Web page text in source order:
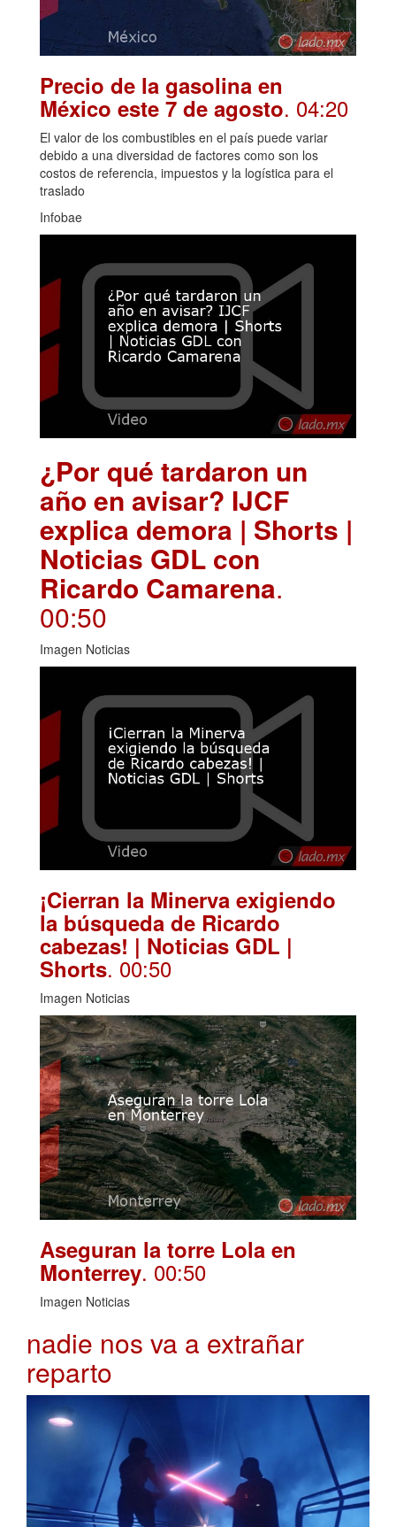
Precio de la gasolina en
México este 7 de agosto. 04:20
El valor de los combustibles en el país puede variar
debido a una diversidad de factores como son los
costos de referencia, impuestos y la logística para el
traslado
Infobae
¿Por qué tardaron un
año en avisar? IJCF
explica demora | Shorts |
Noticias GDL con
Ricardo Camarena.
00:50
Imagen Noticias
¡Cierran la Minerva exigiendo
la búsqueda de Ricardo
cabezas! | Noticias GDL |
Shorts. 00:50
Imagen Noticias
Aseguran la torre Lola en
Monterrey. 00:50
Imagen Noticias
nadie nos va a extrañar
reparto